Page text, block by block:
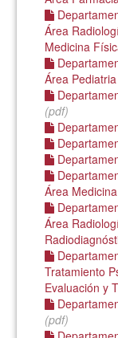
Área
Medicina
Área Pediatria
(pdf)
Área
Área
Tratamiento
Evaluación y
(pdf)